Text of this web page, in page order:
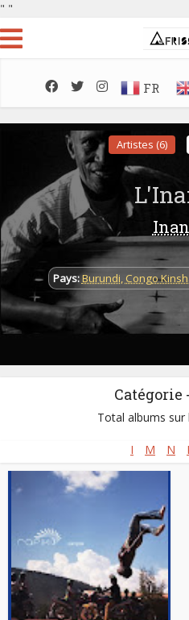
" "
FR
Artistes (6)
Pays:Burundi,Congo
Catégorie
Total albums sur
I M N